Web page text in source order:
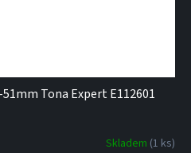
Tona Expert E112601
Skladem (1 ks)